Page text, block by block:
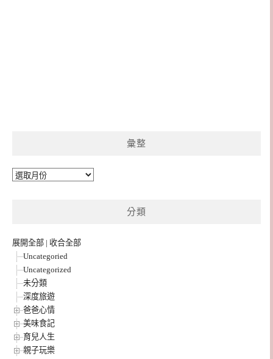
彙整
彙
分類
展開全部 | 收合全部
Uncategoried
Uncategorized
未分類
深度旅遊
爸爸心情
美味食記
育兒人生
親子玩樂